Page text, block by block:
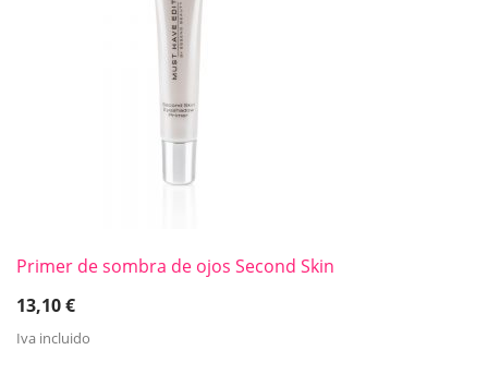
Primer de sombra de ojos Second Skin
13,10€
Iva incluido